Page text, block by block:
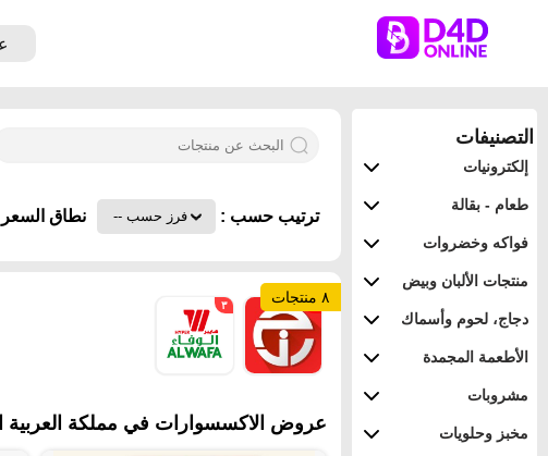
التصنيفات
إلكترونيات
طعام - بقالة
فواكه وخضروات
منتجات الألبان وبيض
دجاج، لحوم وأسماك
الأطعمة المجمدة
مشروبات
مخبز وحلويات
ترتيب حسب : نطاق
٨ منتجات ٥ ٣
عروض الاكسسوارات في مملكة العربية